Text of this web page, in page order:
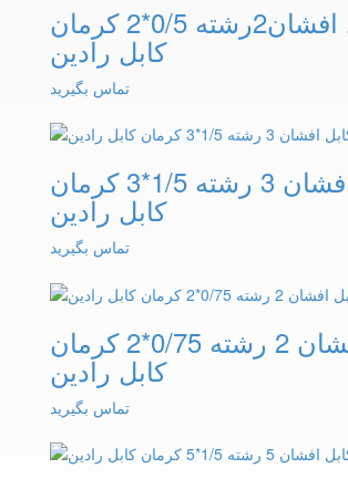
کابل افشان2رشته 0/5*2 کرمان
کابل رادین
تماس بگیرید
کابل افشان 3 رشته 1/5*3 کرمان
کابل رادین
تماس بگیرید
کابل افشان 2 رشته 0/75*2 کرمان
کابل رادین
تماس بگیرید